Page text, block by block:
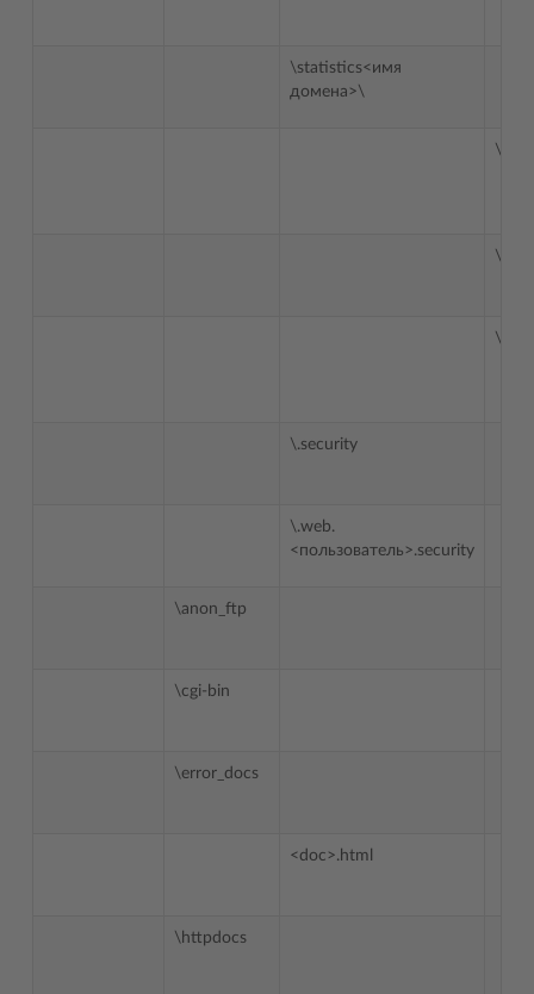
\statistics<имя
домена>\
\.security
\.web.
<пользователь>.security
\anon_ftp
\cgi-bin
\error_docs
<doc>.html
\httpdocs